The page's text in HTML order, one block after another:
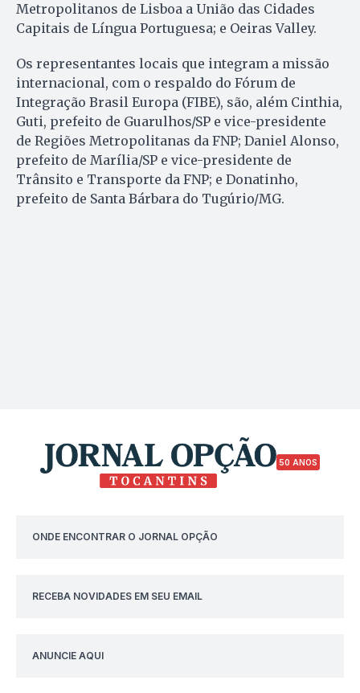
Metropolitanos de Lisboa a União das Cidades
Capitais de Língua Portuguesa; e Oeiras Valley.
Os representantes locais que integram a missão
internacional, com o respaldo do Fórum de
Integração Brasil Europa (FIBE), são, além Cinthia,
Guti, prefeito de Guarulhos/SP e vice-presidente
de Regiões Metropolitanas da FNP; Daniel Alonso,
prefeito de Marília/SP e vice-presidente de
Trânsito e Transporte da FNP; e Donatinho,
prefeito de Santa Bárbara do Tugúrio/MG.
50 ANOS
ONDE ENCONTRAR O JORNAL OPÇÃO
RECEBA NOVIDADES EM SEU EMAIL
ANUNCIE AQUI